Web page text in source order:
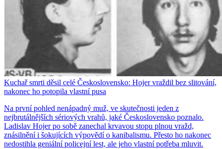
Kuchař smrti děsil celé Československo: Hojer vraždil bez slitování,
nakonec ho potopila vlastní pusa
Na první pohled nenápadný muž, ve skutečnosti jeden z
nejbrutálnějších sériových vrahů, jaké Československo poznalo.
Ladislav Hojer po sobě zanechal krvavou stopu plnou vražd,
znásilnění i šokujících výpovědí o kanibalismu. Přesto ho nakonec
nedostihla geniální policejní lest, ale jeho vlastní potřeba mluvit.